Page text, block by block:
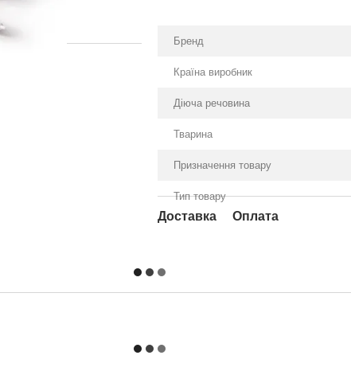
Бренд
Країна виробник
Діюча речовина
Тварина
Призначення товару
Тип товару
Доставка Оплата